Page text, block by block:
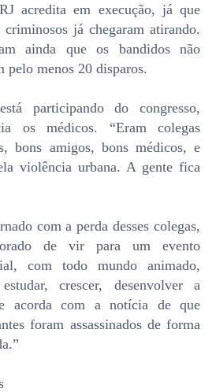
acredita em execução, já que
já chegaram atirando.
ainda que os bandidos não
pelo menos 20 disparos.
participando do congresso,
os médicos. “Eram colegas
bons amigos, bons médicos, e
violência urbana. A gente fica
com a perda desses colegas,
de vir para um evento
com todo mundo animado,
crescer, desenvolver a
acorda com a notícia de que
foram assassinados de forma